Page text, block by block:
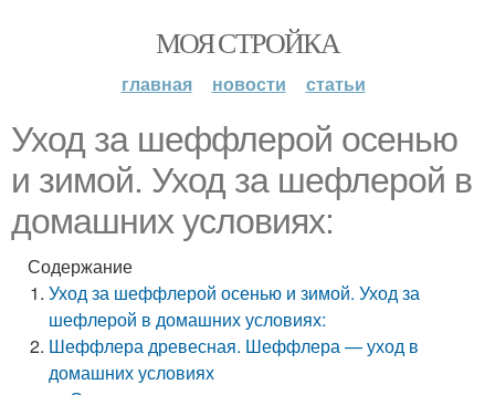
МОЯ СТРОЙКА
главная новости статьи
Уход за шеффлерой осенью
и зимой. Уход за шефлерой в
домашних условиях:
Содержание
Уход за шеффлерой осенью и зимой. Уход за
шефлерой в домашних условиях:
Шеффлера древесная. Шеффлера — уход в
домашних условиях